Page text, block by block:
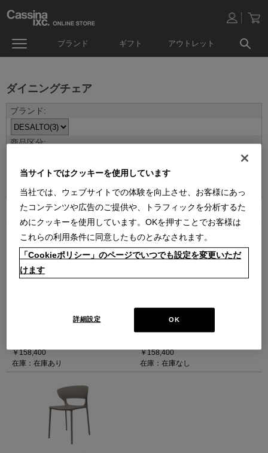
ブランド ギフト アウトレット
ダイニングチェア
並べ替え：
3 件あります
（ブラック（F39））
￥158,400
在庫：在庫あり
KOKI（F65 サンドベージュ）
（サンドベージュ（F65））
コキ スタッキングアームチェア
￥158,400
在庫：在庫なし
当サイトではクッキーを使用しています
当社では、ウェブサイトでの体験を向上させ、お客様にあっ
たコンテンツや広告のご提供や、トラフィックを分析するた
めにクッキーを使用しています。OKを押すことでお客様は
これらの利用条件に同意したものとみなされます。
「Cookieポリシー」のページでいつでも設定を変更いただ
けます
OK
詳細設定